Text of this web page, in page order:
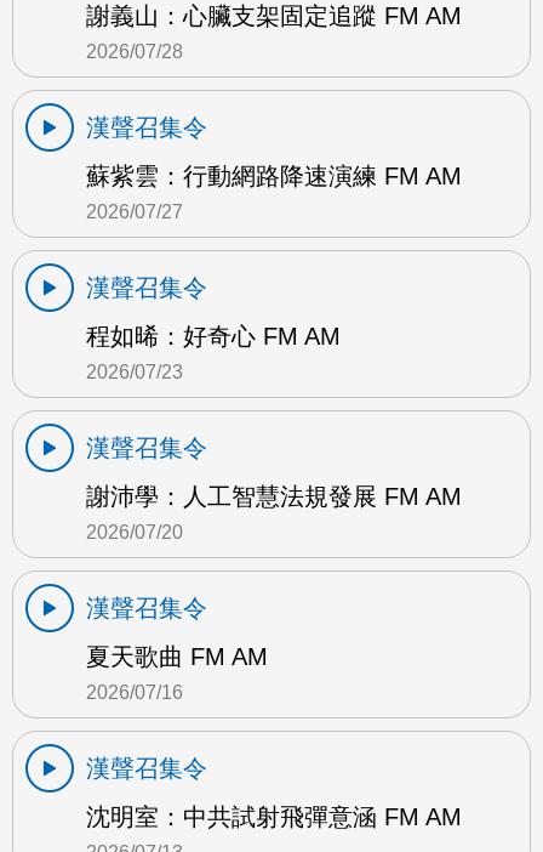
謝義山：心臟支架固定追蹤 FM AM
2026/07/28
漢聲召集令
蘇紫雲：行動網路降速演練 FM AM
2026/07/27
漢聲召集令
程如晞：好奇心 FM AM
2026/07/23
漢聲召集令
謝沛學：人工智慧法規發展 FM AM
2026/07/20
漢聲召集令
夏天歌曲 FM AM
2026/07/16
漢聲召集令
沈明室：中共試射飛彈意涵 FM AM